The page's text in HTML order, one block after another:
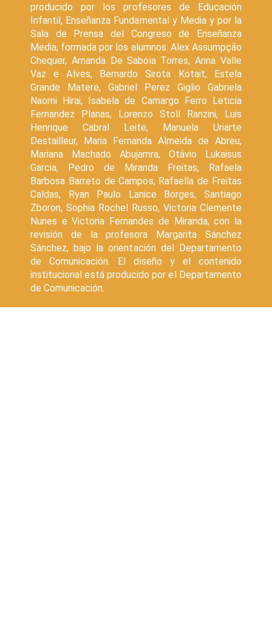
producido por los profesores de Educación
Infantil, Enseñanza Fundamental y Media y por la
Sala de Prensa del Congreso de Enseñanza
Media, formada por los alumnos: Alex Assumpção
Chequer, Amanda De Saboia Torres, Anna Valle
Vaz e Alves, Bernardo Sirota Kotait, Estela
Grande Matere, Gabriel Perez Giglio Gabriela
Naomi Hirai, Isabela de Camargo Ferro Leticia
Fernandez Planas, Lorenzo Stoll Ranzini, Luis
Henrique Cabral Leite, Manuela Uriarte
Destailleur, Maria Fernanda Almeida de Abreu,
Mariana Machado Abujamra, Otávio Lukaisus
Garcia, Pedro de Miranda Freitas, Rafaela
Barbosa Barreto de Campos, Rafaella de Freitas
Caldas, Ryan Paulo Lanice Borges, Santiago
Zboron, Sophia Rochel Russo, Victoria Clemente
Nunes e Victoria Fernandes de Miranda, con la
revisión de la profesora Margarita Sánchez
Sánchez, bajo la orientación del Departamento
de Comunicación. El diseño y el contenido
institucional está producido por el Departamento
de Comunicación.